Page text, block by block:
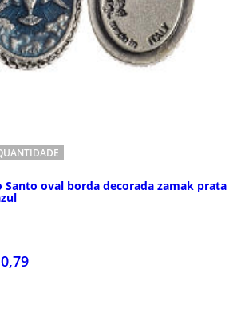
Santo oval borda decorada zamak prata